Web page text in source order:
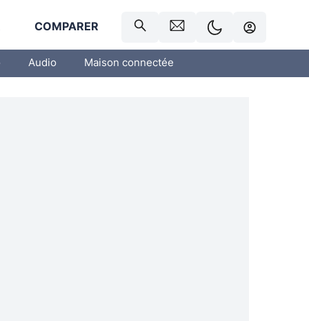
COMPARER
Audio Maison connectée